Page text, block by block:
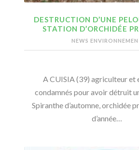
DESTRUCTION D’UNE
STATION D’ORCHIDÉE
NEWS
A CUISIA (39) agriculteur et
condamnés pour avoir détruit
Spiranthe d’automne, orchidée
d’année…